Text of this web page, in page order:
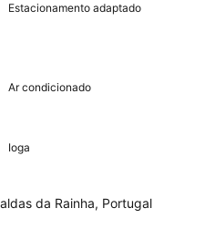
Estacionamento adaptado
Ar condicionado
Ioga
da Rainha, Portugal